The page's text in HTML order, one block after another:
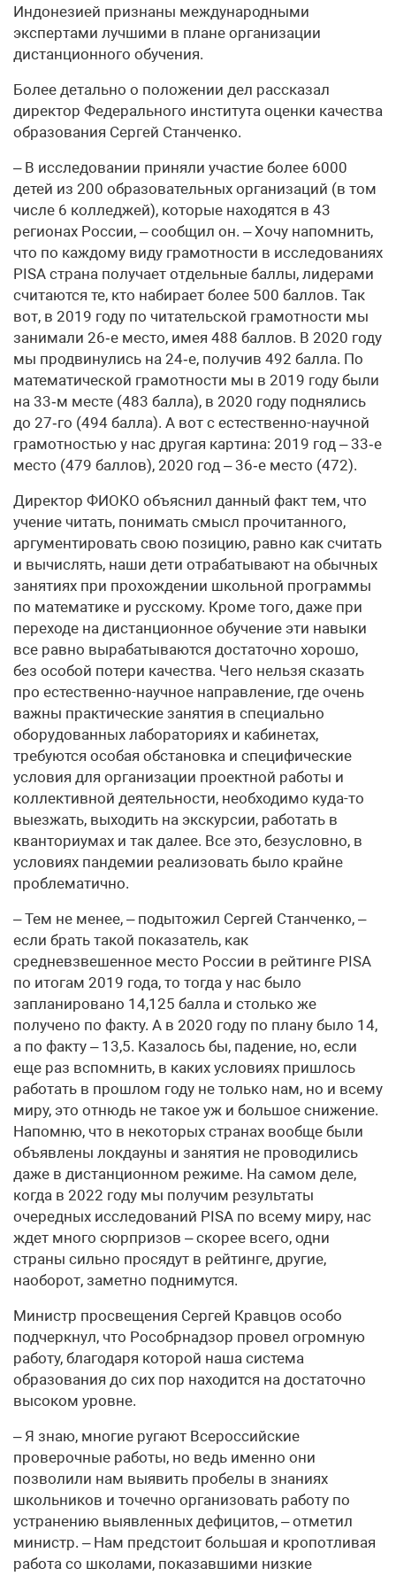
Индонезией признаны международными
экспертами лучшими в плане организации
дистанционного обучения.
Более детально о положении дел рассказал
директор Федерального института оценки качества
образования Сергей Станченко.
– В исследовании приняли участие более 6000
детей из 200 образовательных организаций (в том
числе 6 колледжей), которые находятся в 43
регионах России, – сообщил он. – Хочу напомнить,
что по каждому виду грамотности в исследованиях
PISA страна получает отдельные баллы, лидерами
считаются те, кто набирает более 500 баллов. Так
вот, в 2019 году по читательской грамотности мы
занимали 26‑е место, имея 488 баллов. В 2020 году
мы продвинулись на 24‑е, получив 492 балла. По
математической грамотности мы в 2019 году были
на 33‑м месте (483 балла), в 2020 году поднялись
до 27‑го (494 балла). А вот с естественно-научной
грамотностью у нас другая картина: 2019 год – 33‑е
место (479 баллов), 2020 год – 36‑е место (472).
Директор ФИОКО объяснил данный факт тем, что
учение читать, понимать смысл прочитанного,
аргументировать свою позицию, равно как считать
и вычислять, наши дети отрабатывают на обычных
занятиях при прохождении школьной программы
по математике и русскому. Кроме того, даже при
переходе на дистанционное обучение эти навыки
все равно вырабатываются достаточно хорошо,
без особой потери качества. Чего нельзя сказать
про естественно-научное направление, где очень
важны практические занятия в специально
оборудованных лабораториях и кабинетах,
требуются особая обстановка и специфические
условия для организации проектной работы и
коллективной деятельности, необходимо куда-то
выезжать, выходить на экскурсии, работать в
кванториумах и так далее. Все это, безусловно, в
условиях пандемии реализовать было крайне
проблематично.
– Тем не менее, – подытожил Сергей Станченко, –
если брать такой показатель, как
средневзвешенное место России в рейтинге PISA
по итогам 2019 года, то тогда у нас было
запланировано 14,125 балла и столько же
получено по факту. А в 2020 году по плану было 14,
а по факту – 13,5. Казалось бы, падение, но, если
еще раз вспомнить, в каких условиях пришлось
работать в прошлом году не только нам, но и всему
миру, это отнюдь не такое уж и большое снижение.
Напомню, что в некоторых странах вообще были
объявлены локдауны и занятия не проводились
даже в дистанционном режиме. На самом деле,
когда в 2022 году мы получим результаты
очередных исследований PISA по всему миру, нас
ждет много сюрпризов – скорее всего, одни
страны сильно просядут в рейтинге, другие,
наоборот, заметно поднимутся.
Министр просвещения Сергей Кравцов особо
подчеркнул, что Рособрнадзор провел огромную
работу, благодаря которой наша система
образования до сих пор находится на достаточно
высоком уровне.
– Я знаю, многие ругают Всероссийские
проверочные работы, но ведь именно они
позволили нам выявить пробелы в знаниях
школьников и точечно организовать работу по
устранению выявленных дефицитов, – отметил
министр. – Нам предстоит большая и кропотливая
работа со школами, показавшими низкие